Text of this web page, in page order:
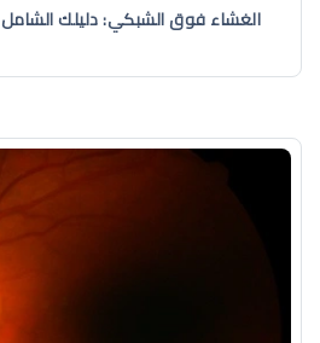
الغشاء فوق الشبكي: دليلك الشامل